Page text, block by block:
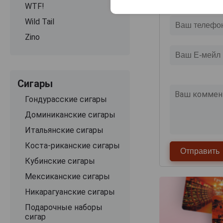
WTF!
Wild Tail
Zino
Сигары
Гондурасские сигары
Доминиканские сигары
Итальянские сигары
Коста-риканские сигары
Кубинские сигары
Мексиканские сигары
Никарагуанские сигары
Подарочные наборы
сигар